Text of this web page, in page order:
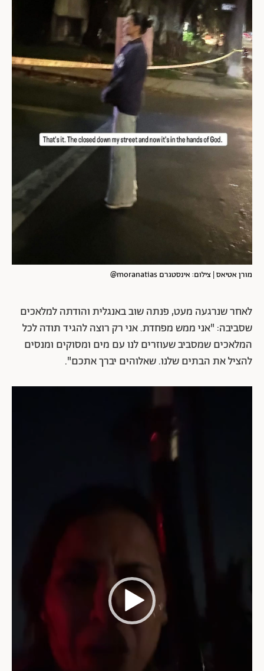
מורן אטיאס | צילום: אינסטגרם moranatias@
לאחר שנרגעה מעט, פנתה שוב באנגלית והודתה למלאכים
שסביבה: "אני ממש מפחדת. אני רק רוצה להגיד תודה לכל
המלאכים שמסביב שעוזרים לנו עם מים ומסוקים ומנסים
להציל את הבתים שלנו. שאלוהים יברך אתכם".